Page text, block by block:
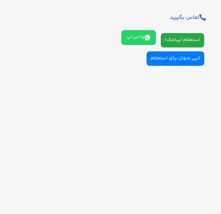
تماس بگیرید
استعلام (پیامک) واتس‌اپ
کپی عنوان برای استعلام